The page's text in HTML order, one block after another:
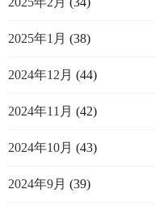
2025年1月 (38)
2024年12月 (44)
2024年11月 (42)
2024年10月 (43)
2024年9月 (39)